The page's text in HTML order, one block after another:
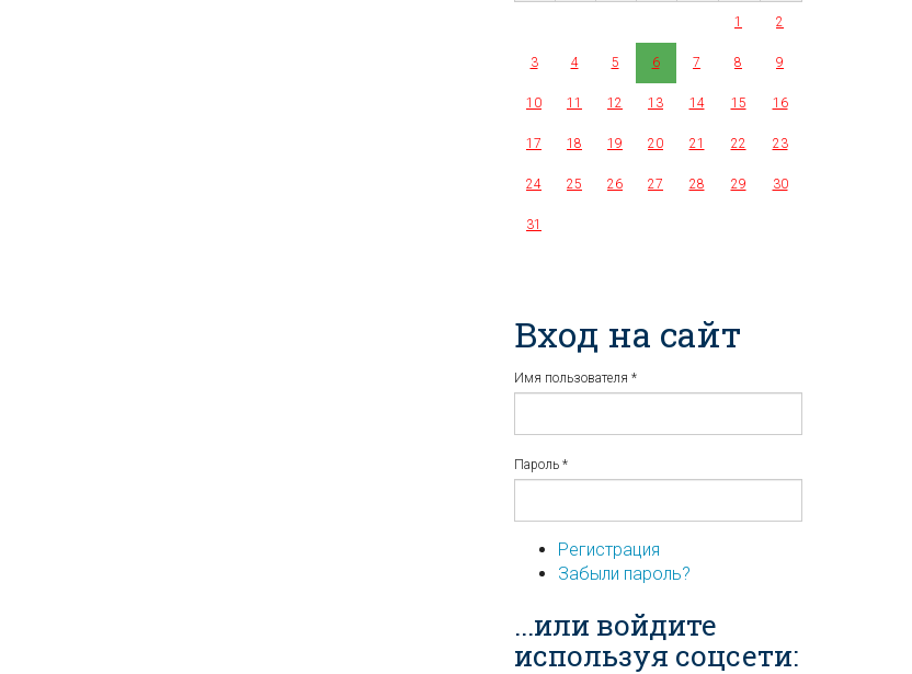
1
2
3 4 5 6 7 8 9
10 11 12 13 14 15 16
17 18 19 20 21 22 23
24 25 26 27 28 29 30
31
Вход на сайт
Имя пользователя *
Пароль *
Регистрация
Забыли пароль?
...или войдите
используя соцсети: